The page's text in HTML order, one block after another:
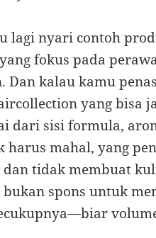
lagi nyari contoh
fokus pada
Dan kalau kamu
yang bisa
dari sisi formula,
harus mahal, yang
tidak membuat
spons untuk